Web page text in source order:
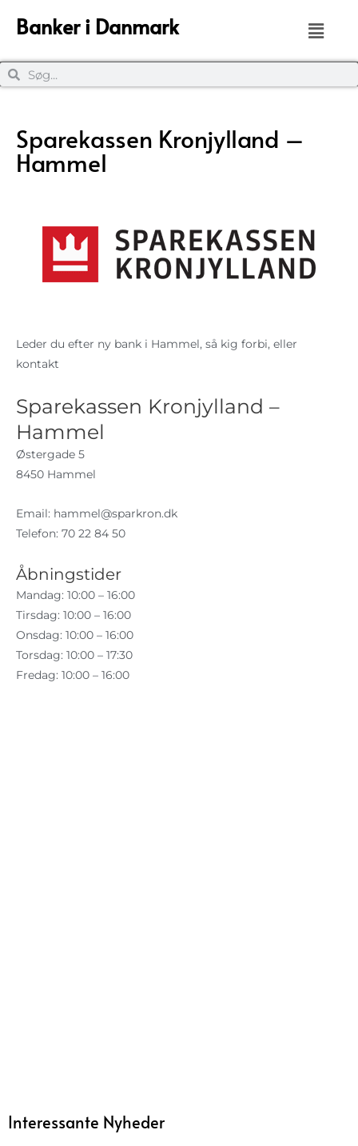
Banker i Danmark
Sparekassen Kronjylland –
Hammel
Leder du efter ny bank i Hammel, så kig forbi, eller
kontakt
Sparekassen Kronjylland –
Hammel
Østergade 5
8450 Hammel
Email: hammel@sparkron.dk
Telefon: 70 22 84 50
Åbningstider
Mandag: 10:00 – 16:00
Tirsdag: 10:00 – 16:00
Onsdag: 10:00 – 16:00
Torsdag: 10:00 – 17:30
Fredag: 10:00 – 16:00
Interessante Nyheder